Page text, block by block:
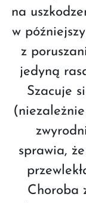
na
w
z
jedyną
Szacuje
sprawia,
Choroba